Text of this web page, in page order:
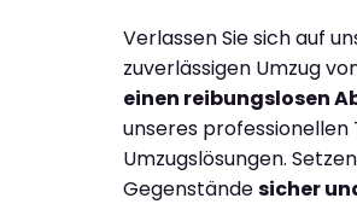
Verlassen Sie sich auf
zuverlässigen Umzug
einen reibungslosen
unseres
Umzugslösungen.
Gegenständesicher